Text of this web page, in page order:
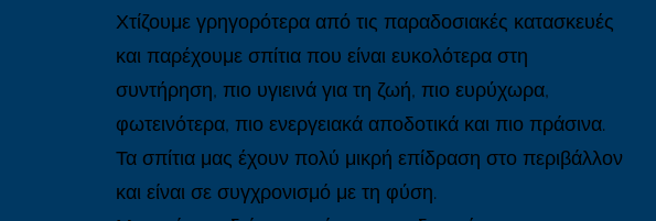
Χτίζουμε γρηγορότερα από τις παραδοσιακές κατασκευές
και παρέχουμε σπίτια που είναι ευκολότερα στη
συντήρηση, πιο υγιεινά για τη ζωή, πιο ευρύχωρα,
φωτεινότερα, πιο ενεργειακά αποδοτικά και πιο πράσινα.
Τα σπίτια μας έχουν πολύ μικρή επίδραση στο περιβάλλον
και είναι σε συγχρονισμό με τη φύση.